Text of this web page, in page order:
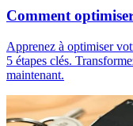
Comment
Apprenez à optimiser
5 étapes clés.
maintenant.